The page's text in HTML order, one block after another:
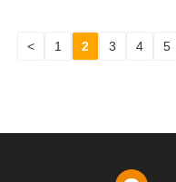
< 1 2 3 4 5